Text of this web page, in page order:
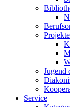
Projekte
Jugend
Service